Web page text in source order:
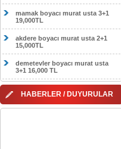
mamak boyacı murat usta 3+1
19,000TL
akdere boyacı murat usta 2+1
15,000TL
demetevler boyacı murat usta
3+1 16,000 TL
HABERLER / DUYURULAR